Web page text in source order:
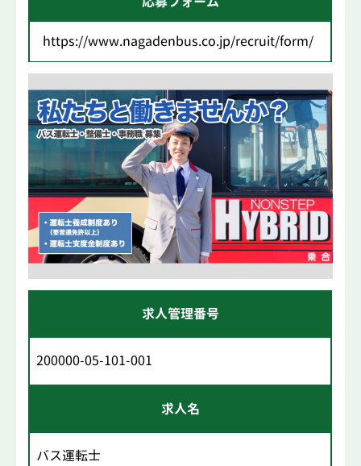
https://www.nagadenbus.co.jp/recruit/form/
求人管理番号
200000-05-101-001
求人名
バス運転士